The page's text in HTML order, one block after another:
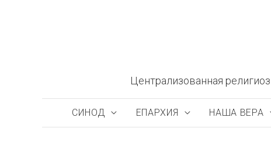
Централизованная
СИНОД ЕПАРХИЯ НАША ВЕРА